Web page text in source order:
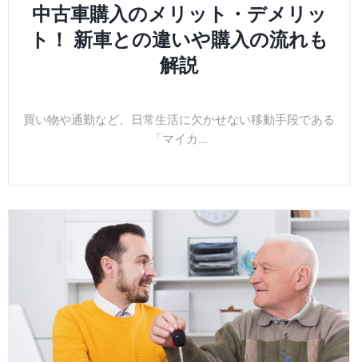
中古車購入のメリット・デメリッ
ト！ 新車との違いや購入の流れも
解説
買い物や通勤など、日常生活に欠かせない移動手段である
「マイカ...